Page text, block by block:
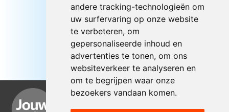
andere tracking-technologieën om
uw surfervaring op onze website
te verbeteren, om
gepersonaliseerde inhoud en
advertenties te tonen, om ons
websiteverkeer te analyseren en
om te begrijpen waar onze
bezoekers vandaan komen.